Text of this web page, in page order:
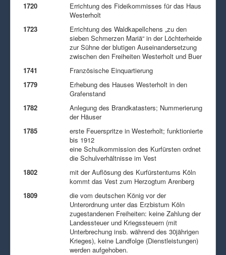
1720
Errichtung des Fideikommisses für das Haus
Westerholt
1723
Errichtung des Waldkapellchens „zu den
sieben Schmerzen Mariä“ in der Löchterheide
zur Sühne der blutigen Auseinandersetzung
zwischen den Freiheiten Westerholt und Buer
1741
Französische Einquartierung
1779
Erhebung des Hauses Westerholt in den
Grafenstand
1782
Anlegung des Brandkatasters; Nummerierung
der Häuser
1785
erste Feuerspritze in Westerholt; funktionierte
bis 1912
eine Schulkommission des Kurfürsten ordnet
die Schulverhältnisse im Vest
1802
mit der Auflösung des Kurfürstentums Köln
kommt das Vest zum Herzogtum Arenberg
1809
die vom deutschen König vor der
Unterordnung unter das Erzbistum Köln
zugestandenen Freiheiten: keine Zahlung der
Landessteuer und Kriegssteuern (mit
Unterbrechung insb. während des 30jährigen
Krieges), keine Landfolge (Dienstleistungen)
werden aufgehoben.